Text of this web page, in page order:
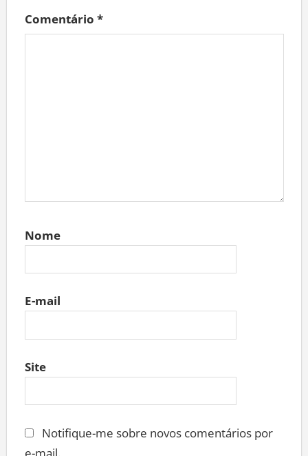
Comentário *
Nome
E-mail
Site
Notifique-me sobre novos comentários por
e-mail.